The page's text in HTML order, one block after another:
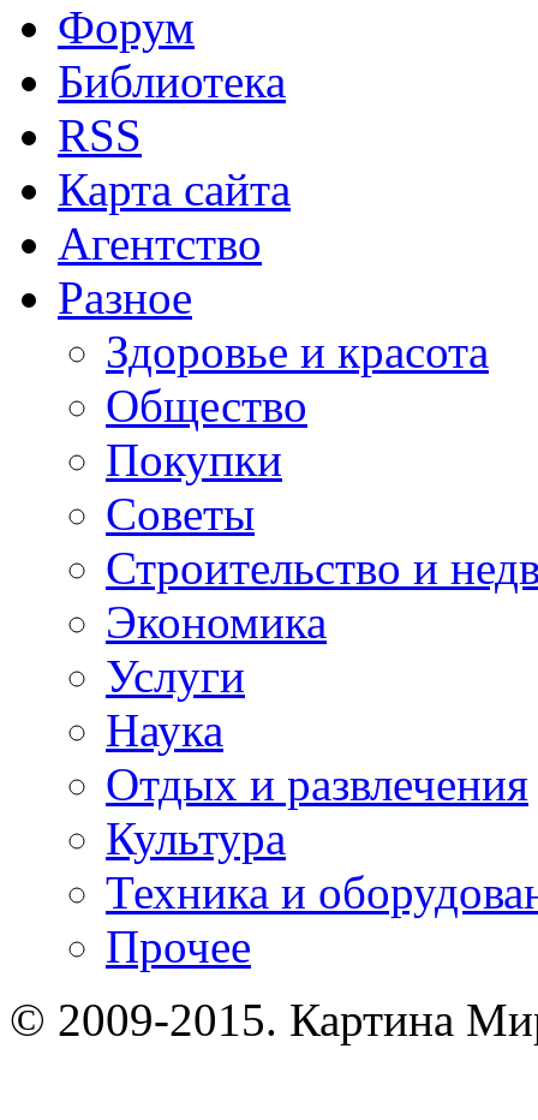
Форум
Библиотека
RSS
Карта сайта
Агентство
Разное
Здоровье и красота
Общество
Покупки
Советы
Строительство и
Экономика
Услуги
Наука
Отдых и развлечения
Культура
Техника и
Прочее
© 2009-2015. Картина